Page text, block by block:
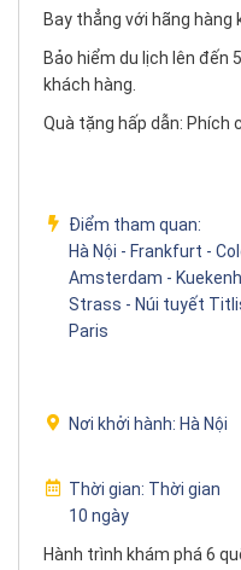
Bay thẳng với hãng hàng
Bảo hiểm du lịch lên đến
khách hàng.
Quà tặng hấp dẫn: Phích
Điểm tham quan:
Hà Nội - Frankfurt -
Amsterdam -
Strass - Núi tuyết
Paris
Nơi khởi hành: Hà Nội
Thời gian: Thời gian
10 ngày
Hành trình khám phá 6